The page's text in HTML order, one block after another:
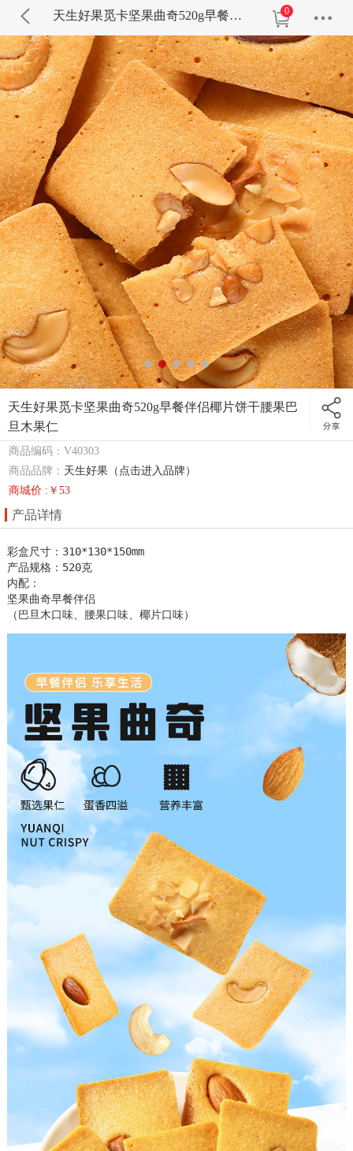
天生好果觅卡坚果曲奇520g早餐伴侣椰片饼干腰果巴旦木果仁 0
天生好果觅卡坚果曲奇520g早餐伴侣椰片饼干腰果巴
旦木果仁
商品编码：V40303
商品品牌： 天生好果（点击进入品牌）
商城价 :￥53
产品详情
彩盒尺寸：310*130*150mm
产品规格：520克
内配：
坚果曲奇早餐伴侣
（巴旦木口味、腰果口味、椰片口味）